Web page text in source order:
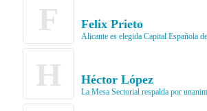
F Felix Prieto
Alicante es elegida Capital Española
H Héctor López
La Mesa Sectorial respalda por